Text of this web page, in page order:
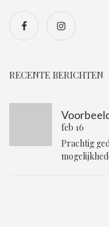
RECENTE BERICHTEN
feb 16
Prachtig